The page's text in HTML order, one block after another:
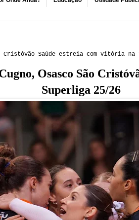
Cristóvão Saúde estreia com vitória
Osasco São
Superliga 25/26